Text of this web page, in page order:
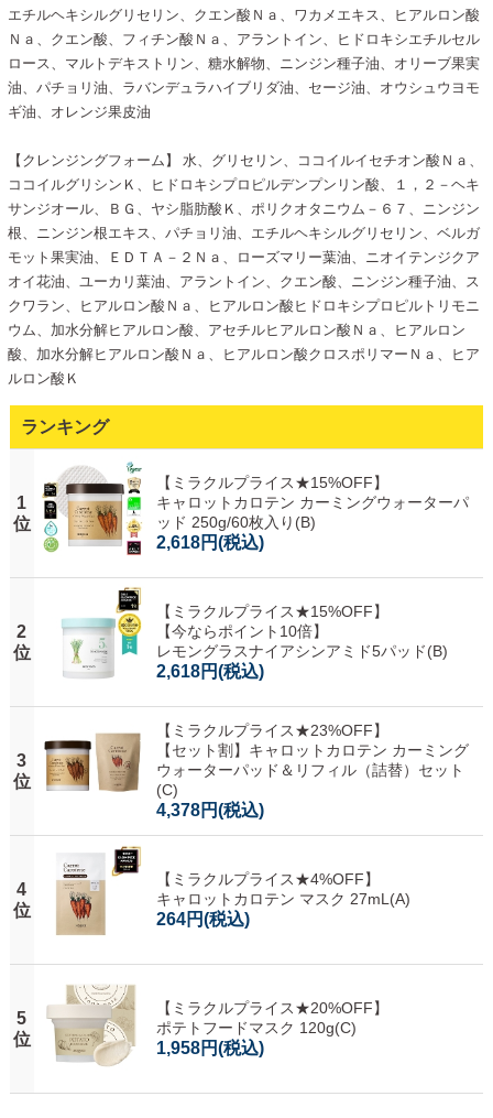
エチルヘキシルグリセリン、クエン酸Ｎａ、ワカメエキス、ヒアルロン酸
Ｎａ、クエン酸、フィチン酸Ｎａ、アラントイン、ヒドロキシエチルセル
ロース、マルトデキストリン、糖水解物、ニンジン種子油、オリーブ果実
油、パチョリ油、ラバンデュラハイブリダ油、セージ油、オウシュウヨモ
ギ油、オレンジ果皮油
【クレンジングフォーム】 水、グリセリン、ココイルイセチオン酸Ｎａ、
ココイルグリシンＫ、ヒドロキシプロピルデンプンリン酸、１，２－ヘキ
サンジオール、ＢＧ、ヤシ脂肪酸Ｋ、ポリクオタニウム－６７、ニンジン
根、ニンジン根エキス、パチョリ油、エチルヘキシルグリセリン、ベルガ
モット果実油、ＥＤＴＡ－２Ｎａ、ローズマリー葉油、ニオイテンジクア
オイ花油、ユーカリ葉油、アラントイン、クエン酸、ニンジン種子油、ス
クワラン、ヒアルロン酸Ｎａ、ヒアルロン酸ヒドロキシプロピルトリモニ
ウム、加水分解ヒアルロン酸、アセチルヒアルロン酸Ｎａ、ヒアルロン
酸、加水分解ヒアルロン酸Ｎａ、ヒアルロン酸クロスポリマーＮａ、ヒア
ルロン酸Ｋ
ランキング
1
位
【ミラクルプライス★15%OFF】
キャロットカロテン カーミングウォーターパ
ッド 250g/60枚入り(B)
2,618円(税込)
2
位
【ミラクルプライス★15%OFF】
【今ならポイント10倍】
レモングラスナイアシンアミド5パッド(B)
2,618円(税込)
3
位
【ミラクルプライス★23%OFF】
【セット割】キャロットカロテン カーミング
ウォーターパッド＆リフィル（詰替）セット
(C)
4,378円(税込)
4
位
【ミラクルプライス★4%OFF】
キャロットカロテン マスク 27mL(A)
264円(税込)
5
位
【ミラクルプライス★20%OFF】
ポテトフードマスク 120g(C)
1,958円(税込)